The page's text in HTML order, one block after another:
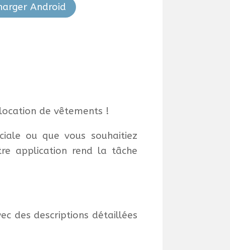
Android
de vêtements !
ou que vous souhaitiez
application rend la tâche
des descriptions détaillées